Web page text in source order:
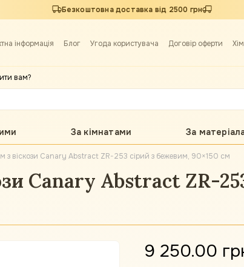
Безкоштовна доставка від 2500 грн
інформація Блог Угода користувача Договір оферти
вам?
За кімнатами За
з віскози Canary Abstract ZR-253 сірий з бежевим, 90×150 см
Canary Abstract ZR-
9 250.00